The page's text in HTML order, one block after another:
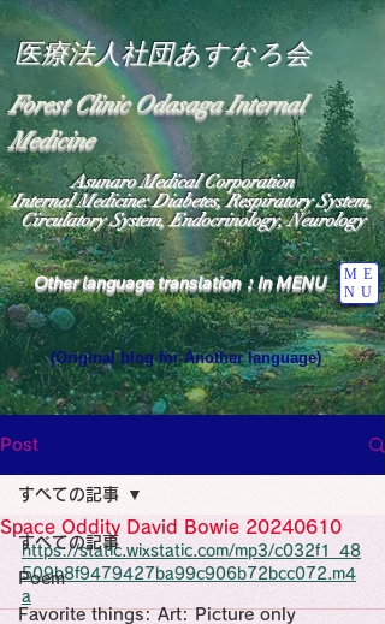
医療法人社団あすなろ会
Forest Clinic Odasaga Internal
Medicine
Other language translation：In MENU
ME
NU
Asunaro Medical Corporation
Internal Medicine: Diabetes, Respiratory System,
Circulatory System, Endocrinology, Neurology
(Original blog for Another language)
Heavens: Beyond the Universe: The World
the God of Light Resides"
Medicine Specialist
Specialist
Wide Blog
Medicine
Religion
Post
すべての記事
Poem
Favorite things: Art: Picture only
すべての記事
Space Oddity David Bowie 20240610
https://static.wixstatic.com/mp3/c032f1_48
509b8f9479427ba99c906b72bcc072.m4
a